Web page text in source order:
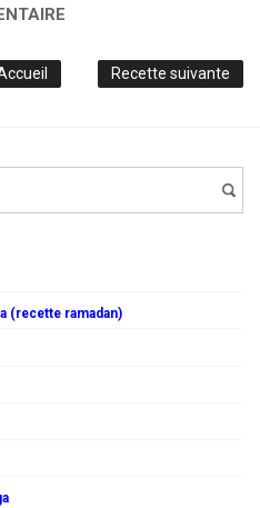
Recette suivante
(recette ramadan)